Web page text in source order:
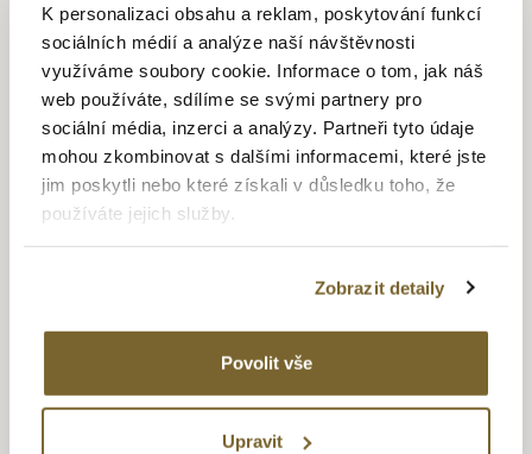
K personalizaci obsahu a reklam, poskytování funkcí
sociálních médií a analýze naší návštěvnosti
využíváme soubory cookie. Informace o tom, jak náš
web používáte, sdílíme se svými partnery pro
sociální média, inzerci a analýzy. Partneři tyto údaje
mohou zkombinovat s dalšími informacemi, které jste
jim poskytli nebo které získali v důsledku toho, že
používáte jejich služby.
Zobrazit detaily
Povolit vše
Upravit
BELL & ROSS
Firmu Bell & Ross založili v roce 1992 Carlos A. Rosillo
a Bruno Belamich. Jejich cílem bylo vytvořithodinkyvhodné
do extrémních podmínek, kterým musí profesionálové
v různých oborech čelit. A to od pilotů, potápěčů (Hydromax
s vodotěsností do 11 100m), vojáků, až po pyrotechniky
(Demineur, které jsou antimagnetické). Podle potřeb různých
profesionálů se kterými při návrhu hodinek spolupracuje,
vytvořila firma několik modelových řad. Základem pro návrh
hodinek Bell & Ross jsou čtyři principy – funkčnost, čitelnost,
přesnost a spolehlivost. Tento důraz na funkčnost se poté
firma např. s elitní jednotkou policie – RAID, s elitní
protiteroristickou jednotkou – GIGN, s pyrotechniky civilní